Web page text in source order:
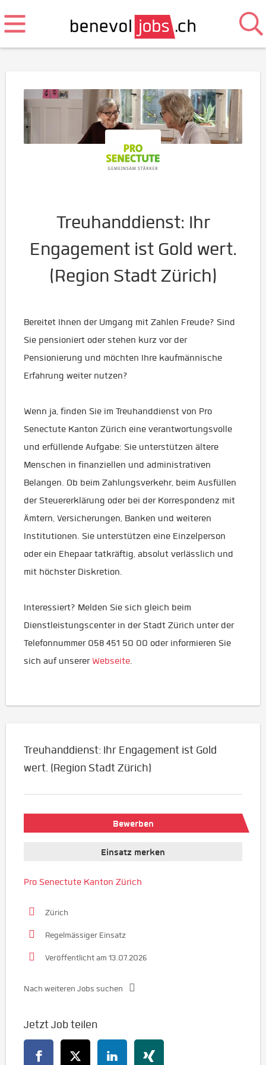
Treuhanddienst: Ihr
Engagement ist Gold wert.
(Region Stadt Zürich)
Bereitet Ihnen der Umgang mit Zahlen Freude? Sind
Sie pensioniert oder stehen kurz vor der
Pensionierung und möchten Ihre kaufmännische
Erfahrung weiter nutzen?
Wenn ja, finden Sie im Treuhanddienst von Pro
Senectute Kanton Zürich eine verantwortungsvolle
und erfüllende Aufgabe: Sie unterstützen ältere
Menschen in finanziellen und administrativen
Belangen. Ob beim Zahlungsverkehr, beim Ausfüllen
der Steuererklärung oder bei der Korrespondenz mit
Ämtern, Versicherungen, Banken und weiteren
Institutionen. Sie unterstützen eine Einzelperson
oder ein Ehepaar tatkräftig, absolut verlässlich und
mit höchster Diskretion.
Interessiert? Melden Sie sich gleich beim
Dienstleistungscenter in der Stadt Zürich unter der
Telefonnummer 058 451 50 00 oder informieren Sie
sich auf unserer Webseite.
Treuhanddienst: Ihr Engagement ist Gold
wert. (Region Stadt Zürich)
Bewerben
Einsatz merken
Pro Senectute Kanton Zürich
Zürich
Regelmässiger Einsatz
Veröffentlicht am 13.07.2026
Nach weiteren Jobs suchen
Jetzt Job teilen